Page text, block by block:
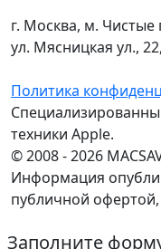
г. Москва, м. Чистые
ул. Мясницкая ул.,
Политика
техники Apple.
© 2008 - 2026
Информация
публичной
Заполните